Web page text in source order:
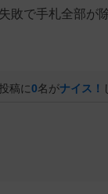
敗で手札全部が
稿に0名がナイス！